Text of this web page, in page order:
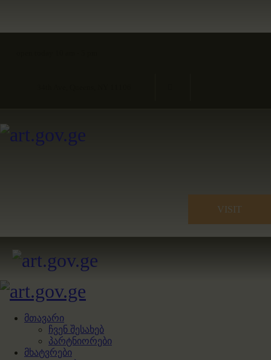
VISIT
მთავარი
ჩვენ შესახებ
პარტნიორები
მხატვრები